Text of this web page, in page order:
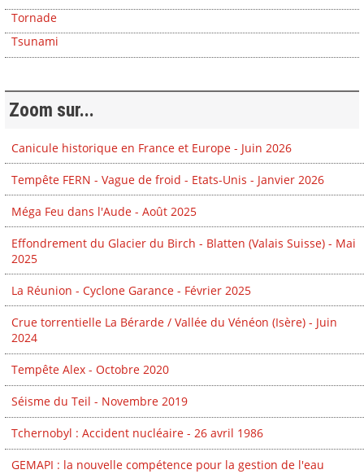
Tornade
Tsunami
Zoom sur...
Canicule historique en France et Europe - Juin 2026
Tempête FERN - Vague de froid - Etats-Unis - Janvier 2026
Méga Feu dans l'Aude - Août 2025
Effondrement du Glacier du Birch - Blatten (Valais Suisse) - Mai
2025
La Réunion - Cyclone Garance - Février 2025
Crue torrentielle La Bérarde / Vallée du Vénéon (Isère) - Juin
2024
Tempête Alex - Octobre 2020
Séisme du Teil - Novembre 2019
Tchernobyl : Accident nucléaire - 26 avril 1986
GEMAPI : la nouvelle compétence pour la gestion de l'eau